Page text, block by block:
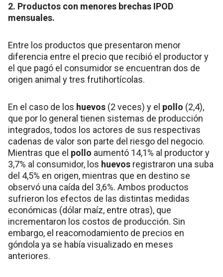
2. Productos con menores brechas IPOD
mensuales.
Entre los productos que presentaron menor
diferencia entre el precio que recibió el productor y
el que pagó el consumidor se encuentran dos de
origen animal y tres frutihortícolas.
En el caso de los huevos (2 veces) y el pollo (2,4),
que por lo general tienen sistemas de producción
integrados, todos los actores de sus respectivas
cadenas de valor son parte del riesgo del negocio.
Mientras que el pollo aumentó 14,1% al productor y
3,7% al consumidor, los huevos registraron una suba
del 4,5% en origen, mientras que en destino se
observó una caída del 3,6%. Ambos productos
sufrieron los efectos de las distintas medidas
económicas (dólar maíz, entre otras), que
incrementaron los costos de producción. Sin
embargo, el reacomodamiento de precios en
góndola ya se había visualizado en meses
anteriores.